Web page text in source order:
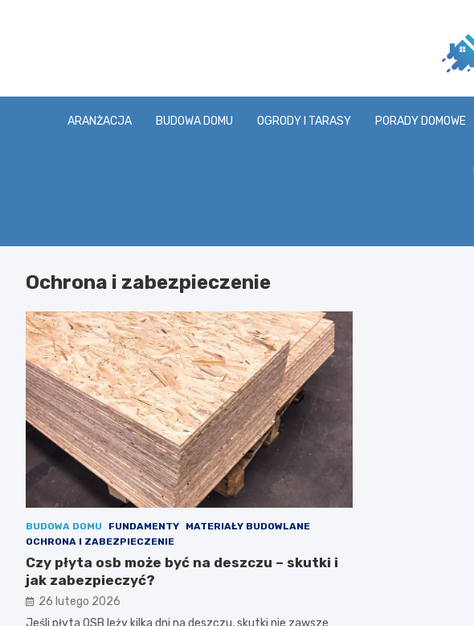
ARANŻACJA BUDOWA DOMU OGRODY I TARASY PORADY DOMOWE
Ochrona i zabezpieczenie
BUDOWA DOMU FUNDAMENTY
MATERIAŁY BUDOWLANE
OCHRONA I ZABEZPIECZENIE
Czy płyta osb może być na deszczu – skutki i
jak zabezpieczyć?
26 lutego 2026
Jeśli płyta OSB leży kilka dni na deszczu, skutki nie zawsze